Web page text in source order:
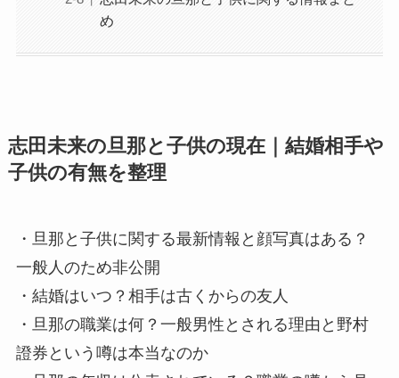
め
志田未来の旦那と子供の現在｜結婚相手や
子供の有無を整理
・旦那と子供に関する最新情報と顔写真はある？
一般人のため非公開
・結婚はいつ？相手は古くからの友人
・旦那の職業は何？一般男性とされる理由と野村
證券という噂は本当なのか